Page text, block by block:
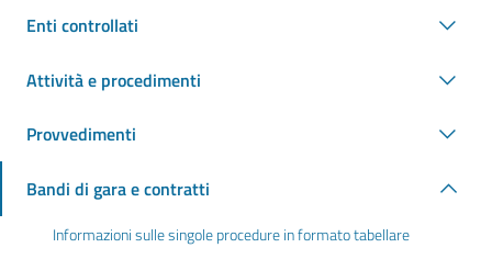
Enti controllati
Attività e procedimenti
Provvedimenti
Bandi di gara e contratti
Informazioni sulle singole procedure in formato tabellare